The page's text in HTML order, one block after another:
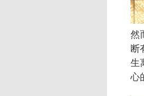
然
断
生
心